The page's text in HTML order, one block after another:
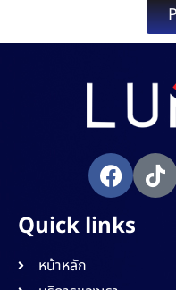
Quick links
หน้าหลัก